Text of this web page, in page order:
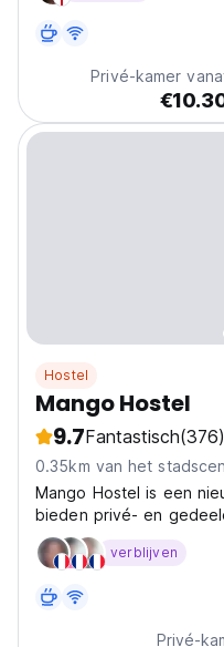
Privé-kamer
Hostel
Mango Hostel
9.7Fantastisch(376)
0.35km van het
Mango Hostel is een
bieden privé- en
verblijven
Privé-